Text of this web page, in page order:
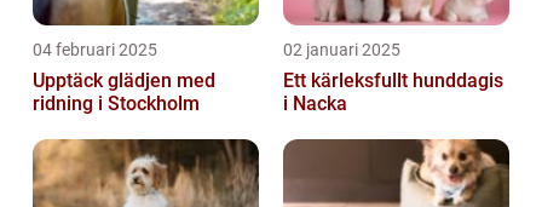
04 februari 2025
Upptäck glädjen med
ridning i Stockholm
02 januari 2025
Ett kärleksfullt hunddagis
i Nacka